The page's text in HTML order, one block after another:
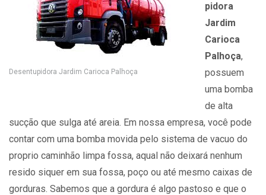
Desentupidora Jardim Carioca Palhoça
pidora
Jardim
Carioca
Palhoça,
possuem
uma bomba
de alta
sucção que sulga até areia. Em nossa empresa, você pode
contar com uma bomba movida pelo sistema de vacuo do
proprio caminhão limpa fossa, aqual não deixará nenhum
resido siquer em sua fossa, poço ou até mesmo caixas de
gorduras. Sabemos que a gordura é algo pastoso e que o